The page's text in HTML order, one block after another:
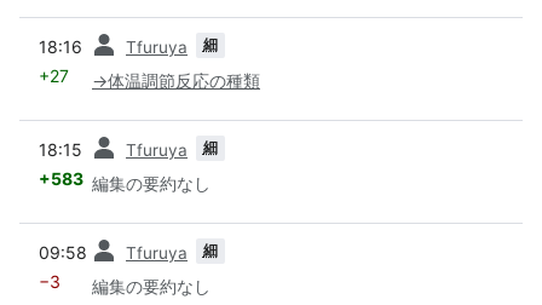
18:16 Tfuruya 細
+27 →体温調節反応の種類
18:15 Tfuruya 細
+583 編集の要約なし
09:58 Tfuruya 細
−3 編集の要約なし